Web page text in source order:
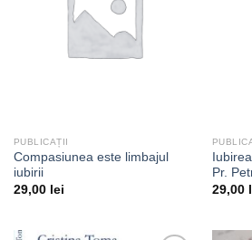
PUBLICAȚII
Compasiunea este limbajul
iubirii
29,00 lei
Pr.
29,00